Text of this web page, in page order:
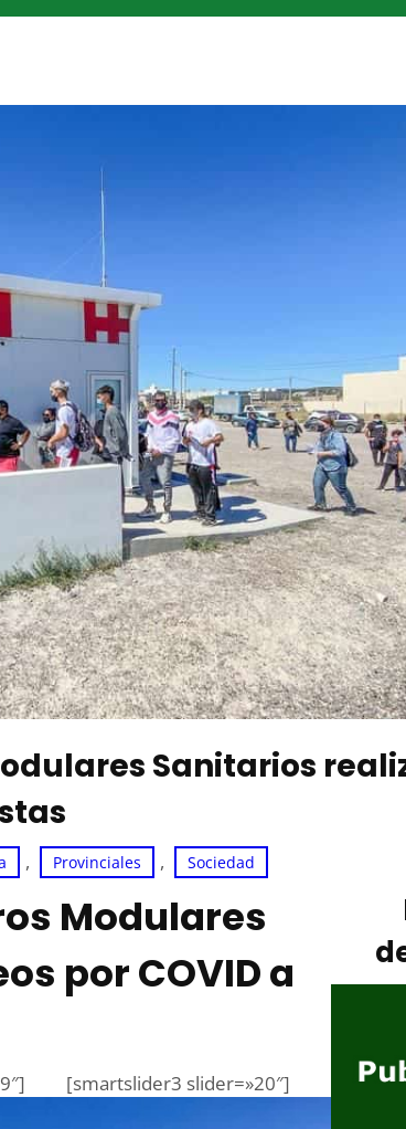
Sanitarios
, Provinciales , Sociedad
Modulares
por COVID a
[smartslider3 slider=»20″]